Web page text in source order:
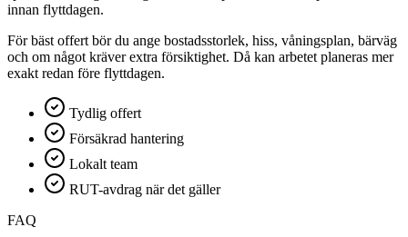
innan flyttdagen.
För bäst offert bör du ange bostadsstorlek, hiss, våningsplan, bärväg
och om något kräver extra försiktighet. Då kan arbetet planeras mer
exakt redan före flyttdagen.
Tydlig offert
Försäkrad hantering
Lokalt team
RUT-avdrag när det gäller
FAQ